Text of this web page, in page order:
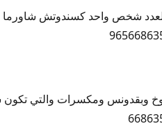
شخص واحد كسندوتش شاورما
وبقدونس ومكسرات والتي تكون